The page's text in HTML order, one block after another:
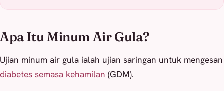
Apa Itu Minum Air Gula?
Ujian minum air gula ialah ujian saringan untuk mengesan
diabetes semasa kehamilan (GDM).